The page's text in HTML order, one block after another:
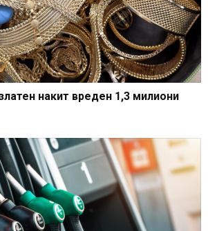
накит вреден 1,3 милиони